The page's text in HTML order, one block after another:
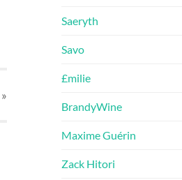
»
Saeryth
Savo
£milie
BrandyWine
Maxime Guérin
Zack Hitori